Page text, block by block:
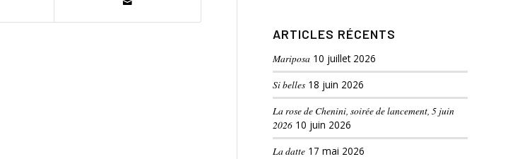
ARTICLES RÉCENTS
Mariposa 10 juillet 2026
Si belles 18 juin 2026
La rose de Chenini, soirée de lancement, 5 juin
2026 10 juin 2026
La datte 17 mai 2026